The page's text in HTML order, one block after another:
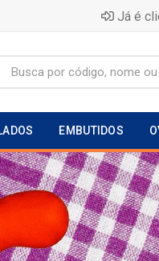
Já é
EMBUTIDOS